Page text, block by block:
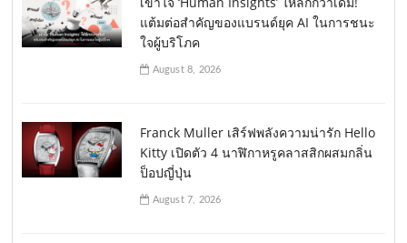
แต้มต่อสำคัญของแบรนด์ยุค AI ในการชนะ
ใจผู้บริโภค
August 8, 2026
Franck Muller เสิร์ฟพลังความน่ารัก Hello
Kitty เปิดตัว 4 นาฬิกาหรูคลาสสิกผสมกลิ่น
ป็อปญี่ปุ่น
August 7, 2026